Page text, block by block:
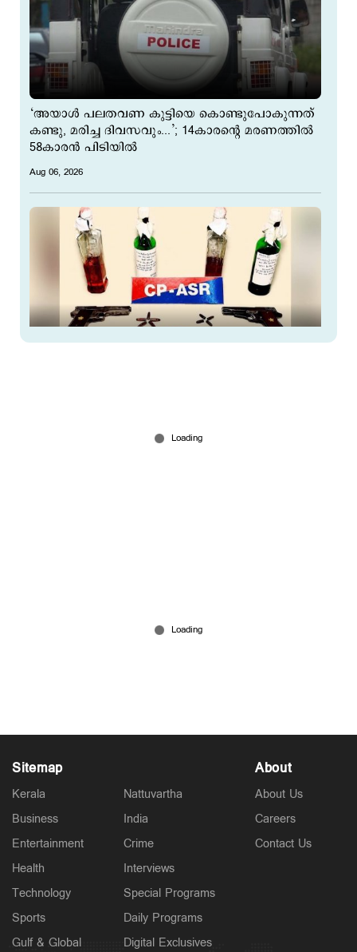
‘അയാള്‍ പലതവണ കുട്ടിയെ കൊണ്ടുപോകുന്നത്
കണ്ടു, മരിച്ച ദിവസവും...’; 14കാരന്റെ മരണത്തില്‍
58കാരന്‍ പിടിയില്‍
Aug 06, 2026
Sitemap
Kerala
Business
Entertainment
Health
Technology
Sports
Gulf & Global
Nattuvartha
India
Crime
Interviews
Special Programs
Daily Programs
Digital Exclusives
About
About Us
Careers
Contact Us